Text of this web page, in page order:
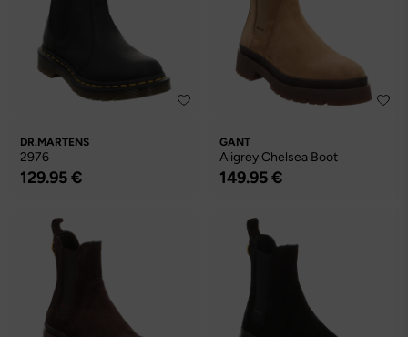
DR.MARTENS
2976
129.95 €
GANT
Aligrey Chelsea Boot
149.95 €